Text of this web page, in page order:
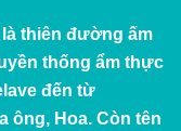
thiên đường ấm
thống ẩm thực
đến từ
ông, Hoa. Còn tên